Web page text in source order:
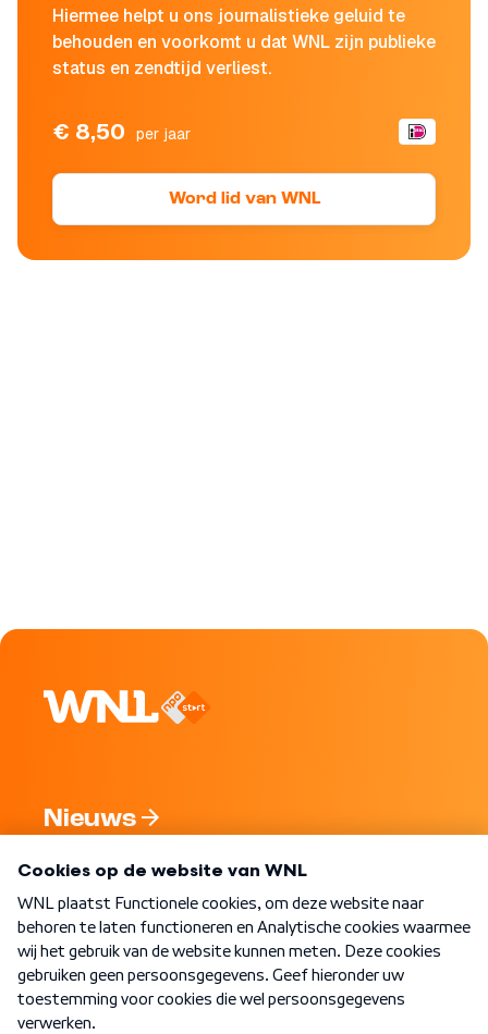
Hiermee helpt u ons journalistieke geluid te
behouden en voorkomt u dat WNL zijn publieke
status en zendtijd verliest.
€ 8,50 per jaar
Word lid van WNL
Nieuws
Nieuwsbrief
Word Lid